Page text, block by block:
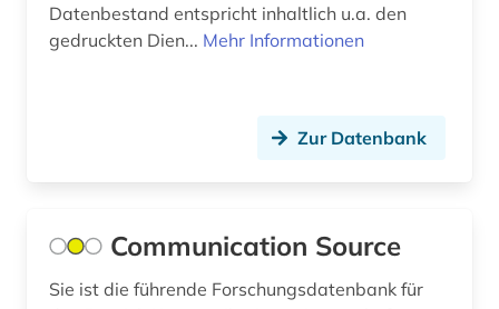
buchgeschichte &amp;lt;fach&amp;gt; (1)
bulgarien (1)
byzantinisches reich (1)
Schleswig-Holstein (1)
Slowenien (5)
Spanien (6)
Datenbestand entspricht inhaltlich u.a. den
gedruckten Dien... Mehr Informationen
Zur Datenbank
Communication Source
Sie ist die führende Forschungsdatenbank für